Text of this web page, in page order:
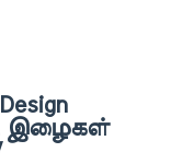
இழைகள்